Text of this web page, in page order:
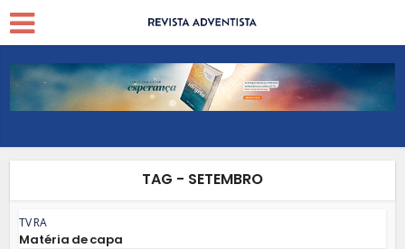
TAG - SETEMBRO
TV RA
Matéria de capa